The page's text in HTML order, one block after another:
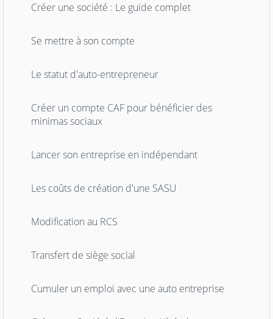
Créer une société : Le guide complet
Se mettre à son compte
Le statut d'auto-entrepreneur
Créer un compte CAF pour bénéficier des
minimas sociaux
Lancer son entreprise en indépendant
Les coûts de création d'une SASU
Modification au RCS
Transfert de siège social
Cumuler un emploi avec une auto entreprise